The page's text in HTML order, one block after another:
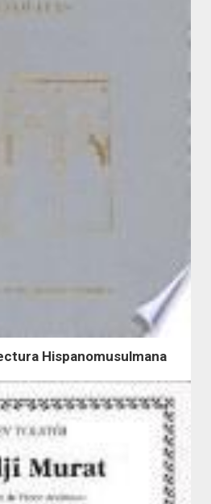
Hispanomusulmana